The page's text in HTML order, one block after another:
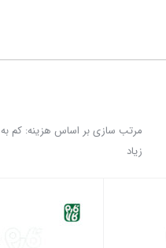
مرتب سازی بر اساس هزینه: کم به
زیاد